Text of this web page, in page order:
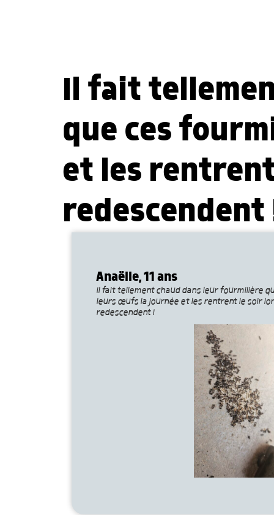
Il fait
que ces
et les
redescendent
Anaëlle, 11 ans
Il fait tellement chaud dans leur fourmilière
leurs œufs la journée et les rentrent le soir
redescendent !